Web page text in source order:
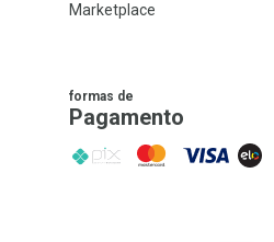
Marketplace
formas de
Pagamento
PIX MasterCard
VISA ELO